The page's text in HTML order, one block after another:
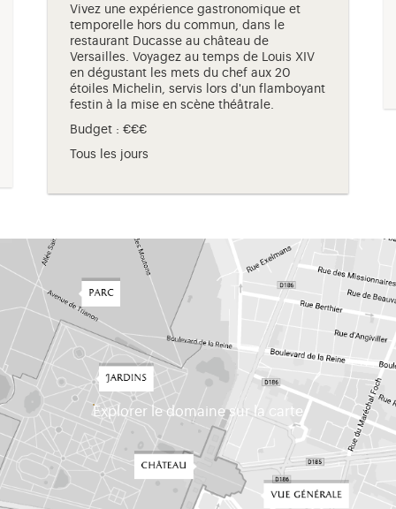
réduite
Vivez une expérience gastronomique et
temporelle hors du commun, dans le
restaurant Ducasse au château de
Versailles. Voyagez au temps de Louis XIV
en dégustant les mets du chef aux 20
étoiles Michelin, servis lors d'un flamboyant
festin à la mise en scène théâtrale.
Budget : €€€
Tous les jours
Explorer le domaine sur la carte